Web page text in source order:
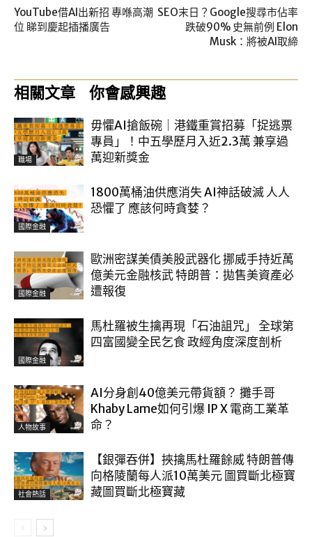
YouTube借AI出新招 專喺高潮
位 睇到慶起插播廣告
SEO末日？Google搜尋市佔率
跌破90% 史無前例 Elon
Musk：將被AI取締
相關文章 你會感興趣
職場
毋懼AI搶飯碗｜港鐵重賞招募「捉逃票
專員」！中五學歷月入近2.3萬 兼享過
萬迎新獎金
國際金融
1800萬桶油供應消失 AI神話破滅 人人
恐懼了 應該何時貪婪？
國際金融
歐洲密謀美債美股武器化 挪威手持近萬
億美元金融核武 特朗普：拋售美資產必
遭報復
國際金融
馬杜羅被生擒再現「石油詛咒」 全球第
四富國變全民乞食 政經角度深度剖析
人物故事
AI分身創40億美元帶貨額？ 攤手哥
Khaby Lame如何引爆 IP X 電商工業革
命？
社會熱話
【銀彈吞併】挾擒馬杜羅餘威 特朗普傳
向格陵蘭每人派10萬美元 圖買斷北極寶
藏圖買斷北極寶藏